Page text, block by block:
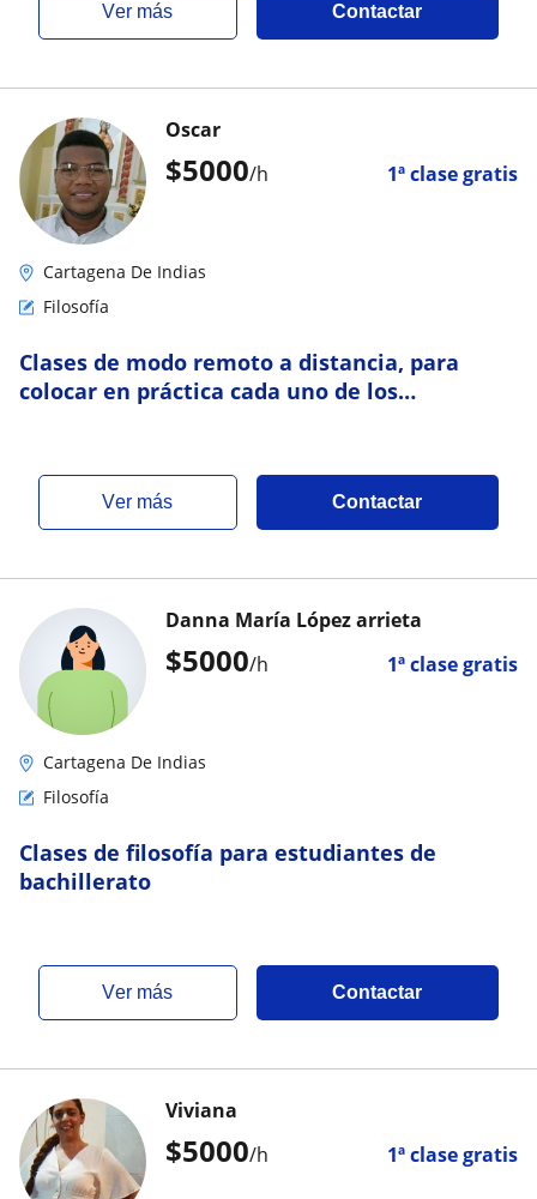
ver más Contactar
$5000/h 1ª clase gratis
Oscar
Cartagena De Indias
Filosofía
Clases de modo remoto a distancia, para
colocar en práctica cada uno de los
ver más Contactar
$5000/h 1ª clase gratis
Danna María López arrieta
Cartagena De Indias
Filosofía
Clases de filosofía para estudiantes de
bachillerato
ver más Contactar
$5000/h 1ª clase gratis
Viviana